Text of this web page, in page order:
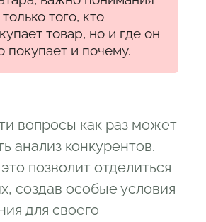
того, кто
товар, но и где он
покупает и почему.
вопросы как раз может
анализ конкурентов.
позволит отделиться
создав особые условия
для своего